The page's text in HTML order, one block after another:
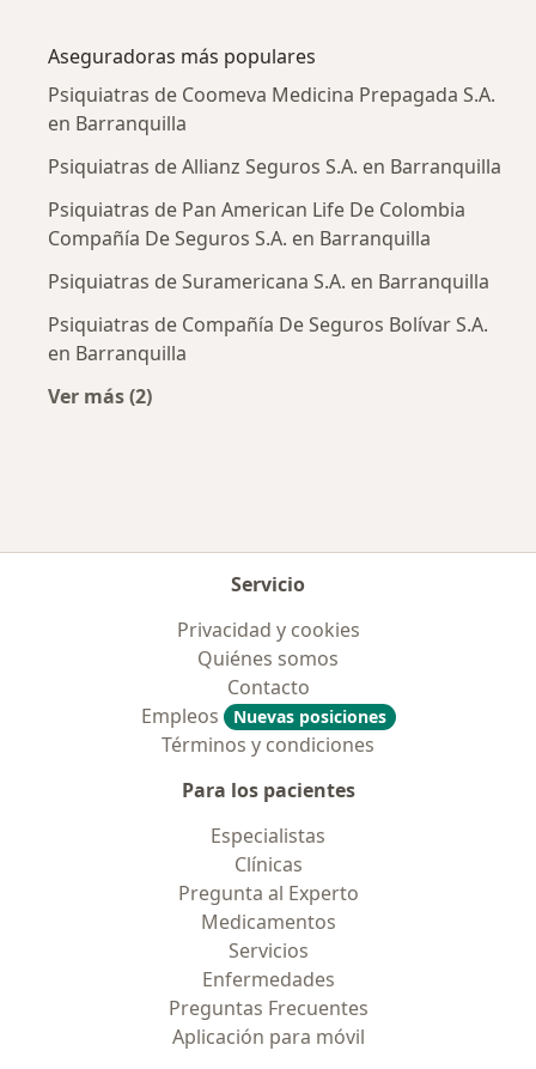
Aseguradoras más populares
Psiquiatras de Coomeva Medicina Prepagada S.A.
en Barranquilla
Psiquiatras de Allianz Seguros S.A. en Barranquilla
Psiquiatras de Pan American Life De Colombia
Compañía De Seguros S.A. en Barranquilla
Psiquiatras de Suramericana S.A. en Barranquilla
Psiquiatras de Compañía De Seguros Bolívar S.A.
en Barranquilla
Ver más (2)
Servicio
Privacidad y cookies
Quiénes somos
Contacto
Empleos
Nuevas posiciones
Términos y condiciones
Para los pacientes
Especialistas
Clínicas
Pregunta al Experto
Medicamentos
Servicios
Enfermedades
Preguntas Frecuentes
Aplicación para móvil